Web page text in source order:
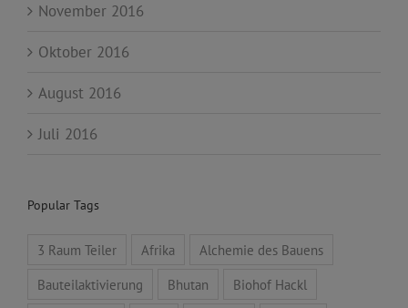
November 2016
Oktober 2016
August 2016
Juli 2016
Popular Tags
3 Raum Teiler Afrika
Alchemie des Bauens
Bauteilaktivierung
Bhutan
Biohof Hackl